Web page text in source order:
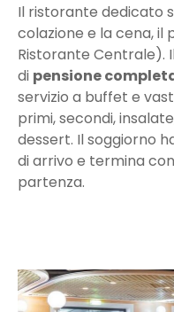
Il ristorante dedicato
colazione e la cena, il
Ristorante
di pensione
servizio a buffet e
primi, secondi,
dessert. Il soggiorno
di arrivo e termina
partenza.